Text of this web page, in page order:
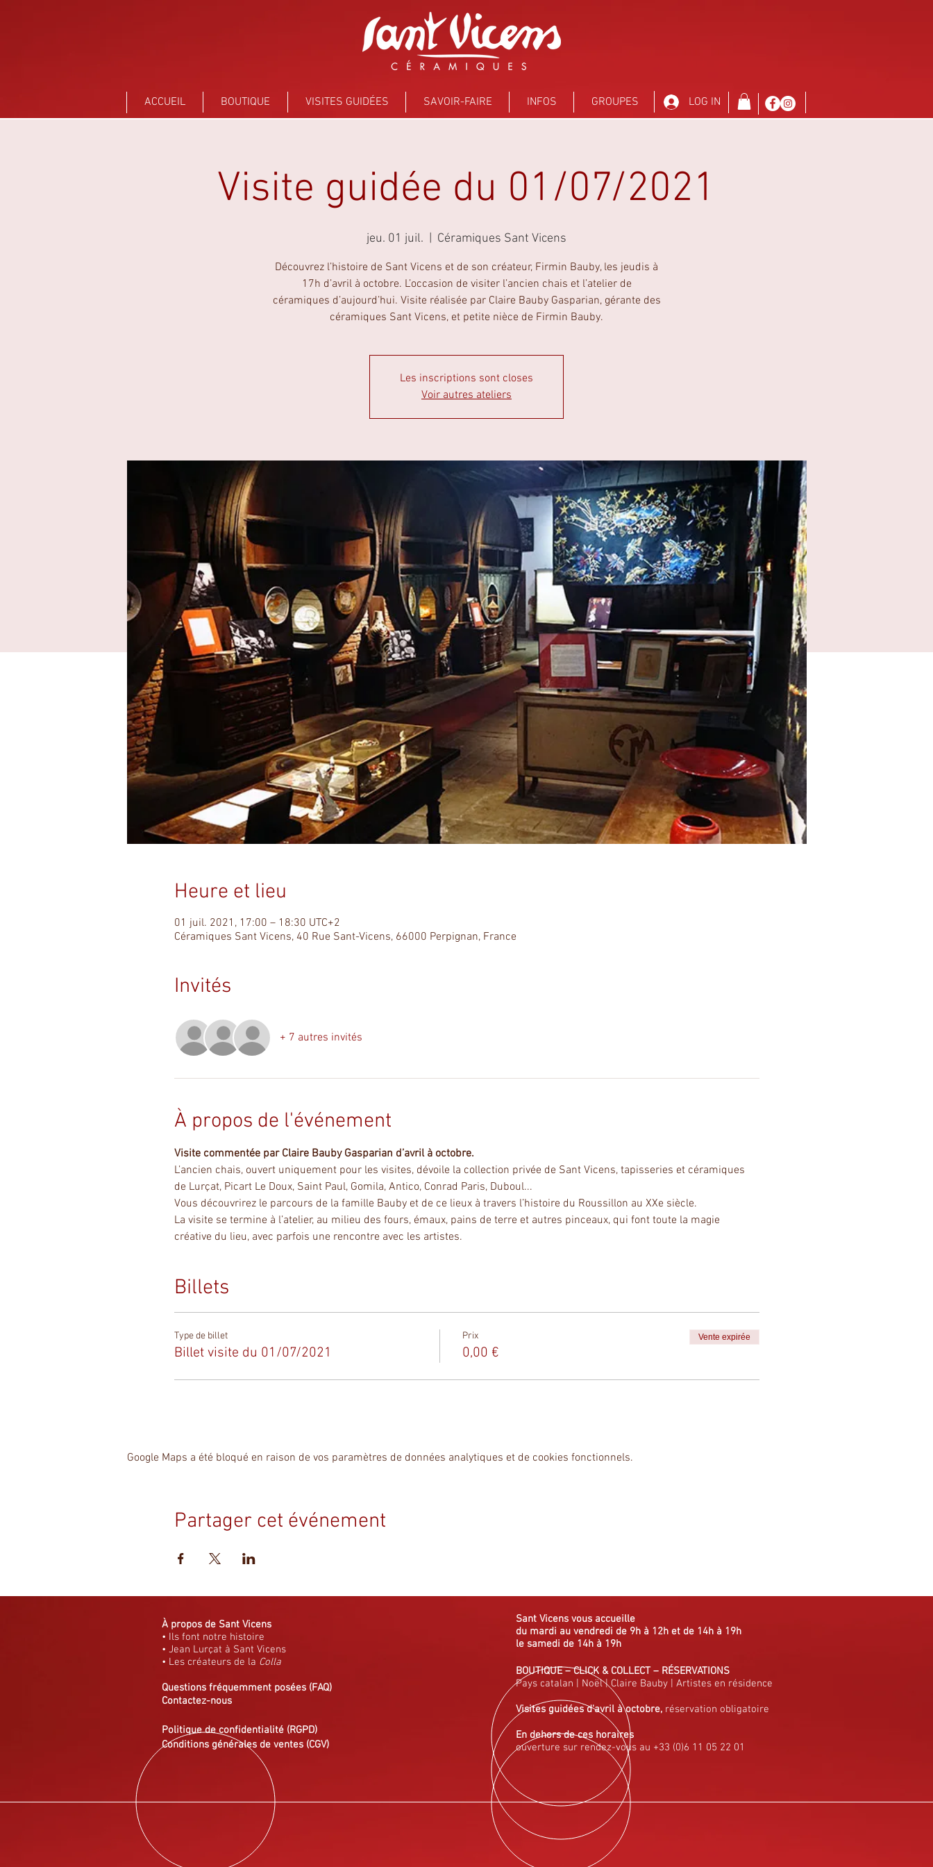
ACCUEIL BOUTIQUE VISITES GUIDÉES SAVOIR-FAIRE INFOS GROUPES LOG IN
Visite guidée du 01/07/2021
jeu. 01 juil. Céramiques Sant Vicens
Découvrez l’histoire de Sant Vicens et de son créateur, Firmin Bauby, les jeudis à
17h d’avril à octobre. L’occasion de visiter l’ancien chais et l’atelier de
céramiques d’aujourd’hui. Visite réalisée par Claire Bauby Gasparian, gérante des
céramiques Sant Vicens, et petite nièce de Firmin Bauby.
Les inscriptions sont closes
Voir autres ateliers
Heure et lieu
01 juil. 2021, 17:00 – 18:30 UTC+2
Céramiques Sant Vicens, 40 Rue Sant-Vicens, 66000 Perpignan, France
Invités
+ 7 autres invités
À propos de l'événement
Visite commentée par Claire Bauby Gasparian d’avril à octobre.
L’ancien chais, ouvert uniquement pour les visites, dévoile la collection privée de Sant Vicens, tapisseries et céramiques
de Lurçat, Picart Le Doux, Saint Paul, Gomila, Antico, Conrad Paris, Duboul...
Vous découvrirez le parcours de la famille Bauby et de ce lieux à travers l’histoire du Roussillon au XXe siècle.
La visite se termine à l’atelier, au milieu des fours, émaux, pains de terre et autres pinceaux, qui font toute la magie
créative du lieu, avec parfois une rencontre avec les artistes.
Billets
Type de billet
Billet visite du 01/07/2021
Prix
0,00 €
Vente expirée
Google Maps a été bloqué en raison de vos paramètres de données analytiques et de cookies fonctionnels.
Partager cet événement
À propos de Sant Vicens
• Ils font notre histoire
• Jean Lurçat à Sant Vicens
• Les créateurs de la Colla
Questions fréquemment posées (FAQ)
Contactez-nous
Politique de confidentialité (RGPD)
Conditions générales de ventes (CGV)
Sant Vicens vous accueille
du mardi au vendredi de 9h à 12h et de 14h à 19h
le samedi de 14h à 19h
BOUTIQUE–CLICK & COLLECT– RÉSERVATIONS
Pays catalan
Noël|Claire Bauby Artistes en résidence
Visites guidéesd'avril à octobre, réservation obligatoire
En dehors de ces horaires
ouverture sur rendez-vous au +33 (0)6 11 05 22 01